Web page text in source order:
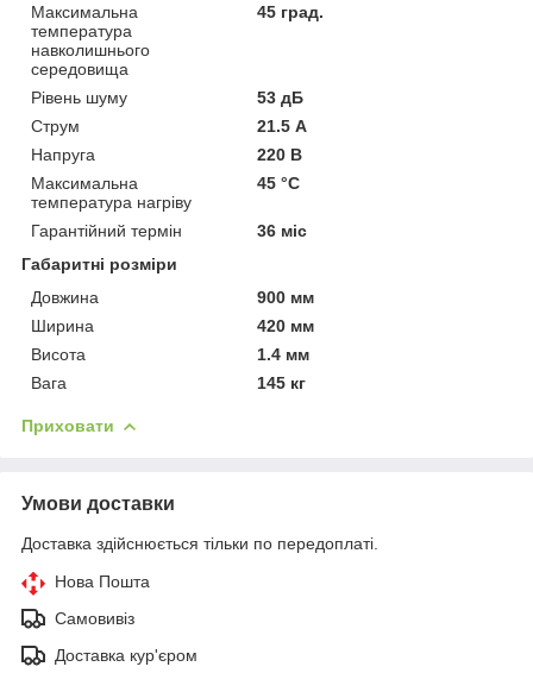
Максимальна
температура
навколишнього
середовища
45 град.
Рівень шуму
53 дБ
Струм
21.5 А
Напруга
220 В
Максимальна
температура нагріву
45 °С
Гарантійний термін
36 міс
Габаритні розміри
Довжина
900 мм
Ширина
420 мм
Висота
1.4 мм
Вага
145 кг
Приховати
Умови доставки
Доставка здійснюється тільки по передоплаті.
Нова Пошта
Самовивіз
Доставка кур'єром